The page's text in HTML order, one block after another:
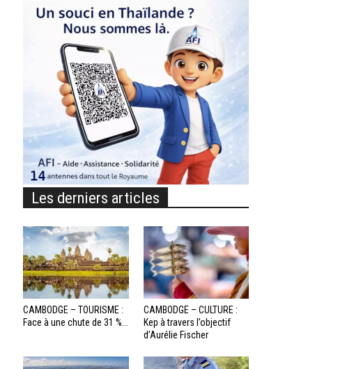
Les derniers articles
CAMBODGE – TOURISME :
Face à une chute de 31 %...
CAMBODGE – CULTURE :
Kep à travers l’objectif
d’Aurélie Fischer